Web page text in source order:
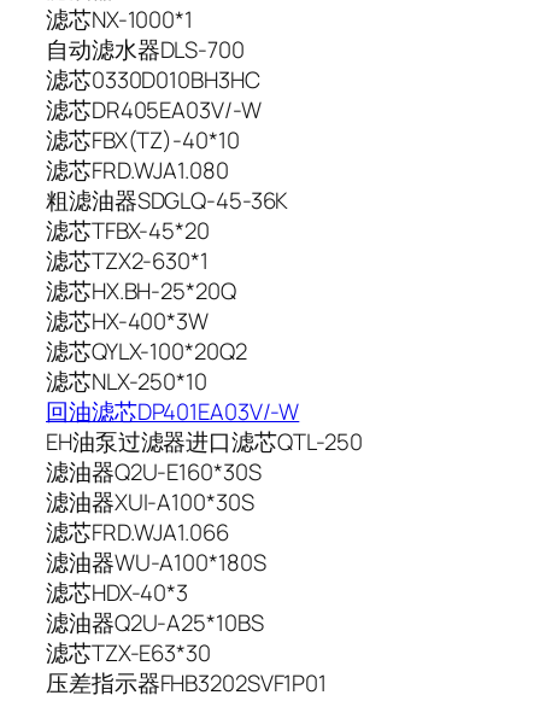
滤芯NX-1000*1
自动滤水器DLS-700
滤芯0330D010BH3HC
滤芯DR405EA03V/-W
滤芯FBX(TZ)-40*10
滤芯FRD.WJA1.080
粗滤油器SDGLQ-45-36K
滤芯TFBX-45*20
滤芯TZX2-630*1
滤芯HX.BH-25*20Q
滤芯HX-400*3W
滤芯QYLX-100*20Q2
滤芯NLX-250*10
回油滤芯DP401EA03V/-W
EH油泵过滤器进口滤芯QTL-250
滤油器Q2U-E160*30S
滤油器XUI-A100*30S
滤芯FRD.WJA1.066
滤油器WU-A100*180S
滤芯HDX-40*3
滤油器Q2U-A25*10BS
滤芯TZX-E63*30
压差指示器FHB3202SVF1P01